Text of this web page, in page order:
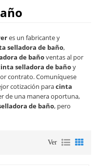
es un fabricante y
selladora de baño,
de bañoventas al por
selladora de bañoy
contrato. Comuníquese
cotización paracinta
de una manera oportuna,
de baño, pero
Ver